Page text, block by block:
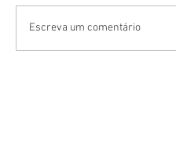
Escreva um comentário